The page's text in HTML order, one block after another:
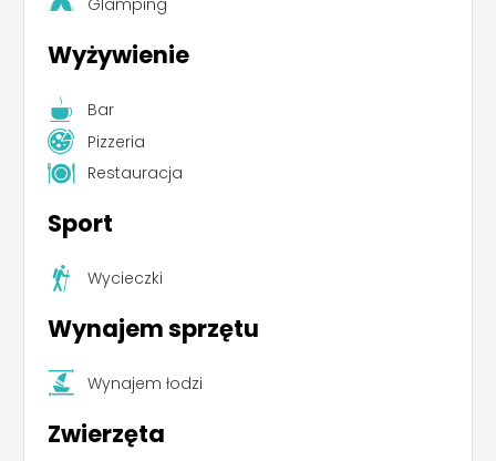
Wyżywienie
Bar
Pizzeria
Restauracja
Sport
Wycieczki
Wynajem sprzętu
Wynajem łodzi
Zwierzęta